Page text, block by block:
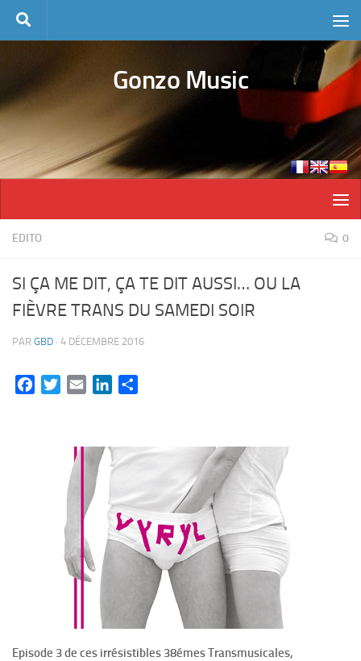
Skip to content
Gonzo Music
EDITO 0
SI ÇA ME DIT, ÇA TE DIT AUSSI… OU LA
FIÈVRE TRANS DU SAMEDI SOIR
PAR GBD · 4 DÉCEMBRE 2016
FacebookTwitterEmail LinkedIn
Episode 3 de ces irrésistibles 38émes Transmusicales,